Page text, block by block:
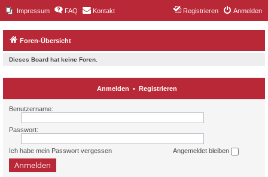
Impressum FAQ Kontakt Anmelden
Registrieren
Foren-Übersicht
Dieses Board hat keine Foren.
Anmelden • Registrieren
Benutzername:
Passwort:
Ich habe mein Passwort vergessen Angemeldet bleiben